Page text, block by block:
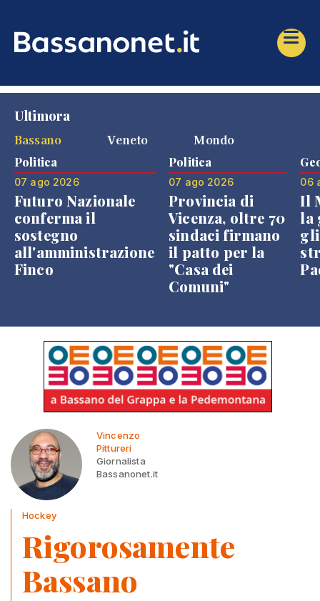
Ultimora
Bassano
Veneto Mondo
Politica
07 ago 2026
Futuro Nazionale
conferma il
sostegno
all'amministrazione
Finco
Politica
07 ago 2026
Provincia di
Vicenza, oltre 70
sindaci firmano
il patto per la
"Casa dei
Comuni"
06
Il
la
Vincenzo
Pittureri
Giornalista
Bassanonet.it
Hockey
Rigorosamente
Bassano